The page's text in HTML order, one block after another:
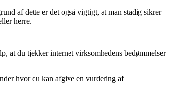
af dette er det også vigtigt, at man stadig sikrer
herre.
at du tjekker internet virksomhedens bedømmelser
hvor du kan afgive en vurdering af